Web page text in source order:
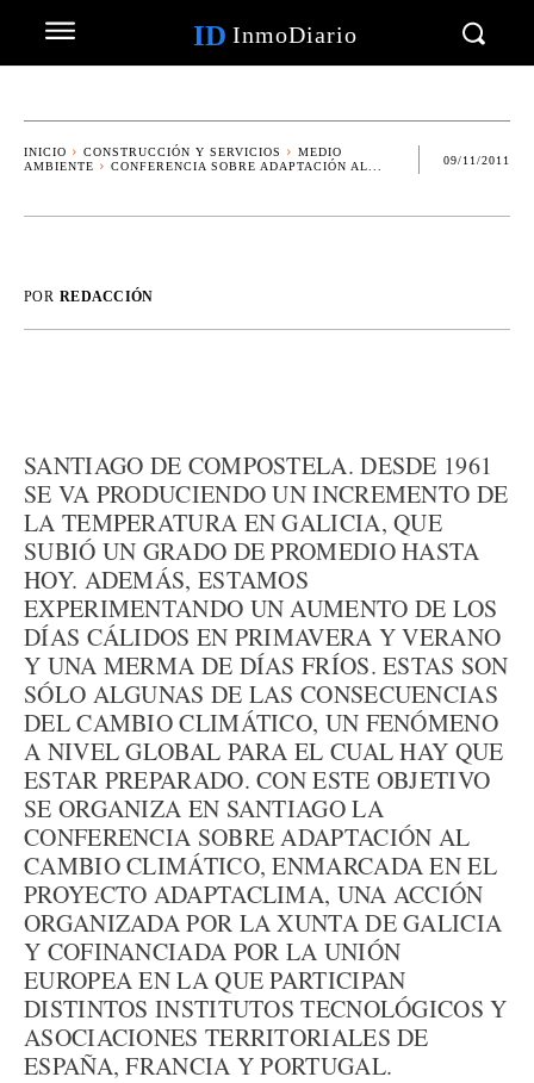
ID InmoDiario
INICIO CONSTRUCCIÓN Y SERVICIOS
MEDIO
AMBIENTE
CONFERENCIA SOBRE ADAPTACIÓN AL...
09/11/2011
POR REDACCIÓN
SANTIAGO DE COMPOSTELA. DESDE 1961
SE VA PRODUCIENDO UN INCREMENTO DE
LA TEMPERATURA EN GALICIA, QUE
SUBIÓ UN GRADO DE PROMEDIO HASTA
HOY. ADEMÁS, ESTAMOS
EXPERIMENTANDO UN AUMENTO DE LOS
DÍAS CÁLIDOS EN PRIMAVERA Y VERANO
Y UNA MERMA DE DÍAS FRÍOS. ESTAS SON
SÓLO ALGUNAS DE LAS CONSECUENCIAS
DEL CAMBIO CLIMÁTICO, UN FENÓMENO
A NIVEL GLOBAL PARA EL CUAL HAY QUE
ESTAR PREPARADO. CON ESTE OBJETIVO
SE ORGANIZA EN SANTIAGO LA
CONFERENCIA SOBRE ADAPTACIÓN AL
CAMBIO CLIMÁTICO, ENMARCADA EN EL
PROYECTO ADAPTACLIMA, UNA ACCIÓN
ORGANIZADA POR LA XUNTA DE GALICIA
Y COFINANCIADA POR LA UNIÓN
EUROPEA EN LA QUE PARTICIPAN
DISTINTOS INSTITUTOS TECNOLÓGICOS Y
ASOCIACIONES TERRITORIALES DE
ESPAÑA, FRANCIA Y PORTUGAL.